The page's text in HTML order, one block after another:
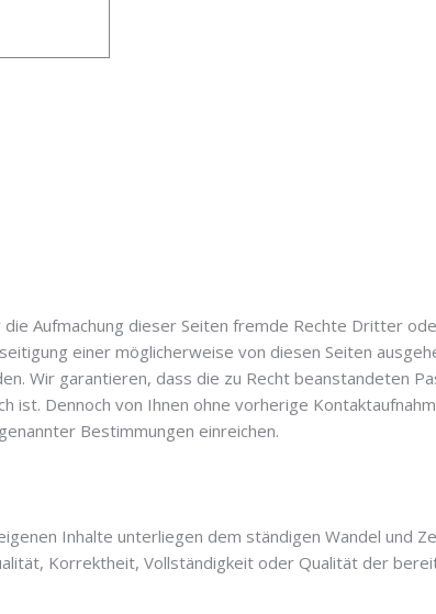
Aufmachung dieser Seiten fremde Rechte Dritter
einer möglicherweise von diesen Seiten
Wir garantieren, dass die zu Recht beanstandeten
ist. Dennoch von Ihnen ohne vorherige
Bestimmungen einreichen.
Inhalte unterliegen dem ständigen Wandel und
Korrektheit, Vollständigkeit oder Qualität der